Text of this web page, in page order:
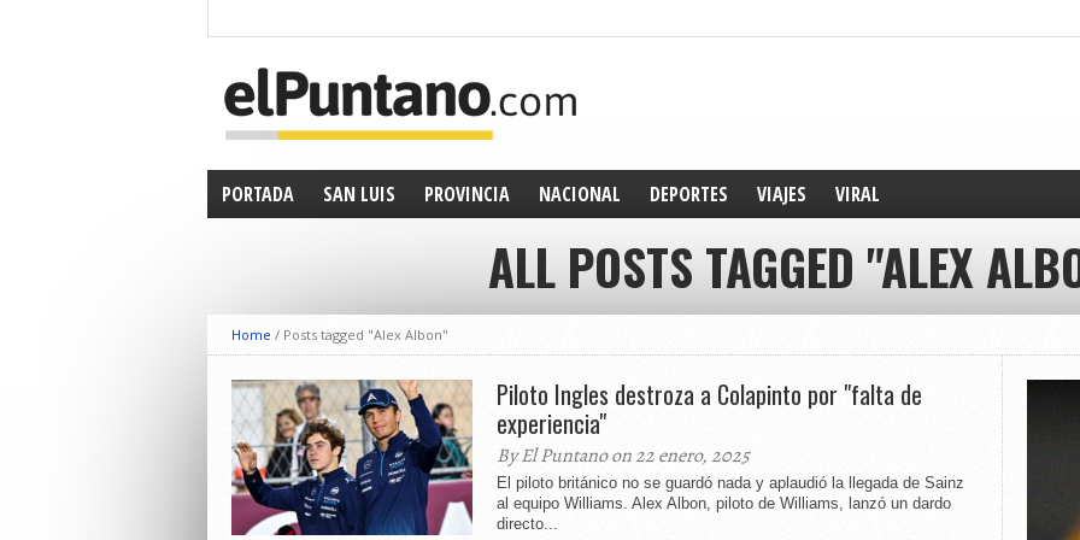
PORTADA SAN LUIS PROVINCIA NACIONAL DEPORTES VIAJES VIRAL
ALL POSTS TAGGED "ALEX
Home / Posts tagged "Alex Albon"
Piloto Ingles destroza a Colapinto por "falta de
experiencia"
By El Puntano on 22 enero, 2025
El piloto británico no se guardó nada y aplaudió la llegada de Sainz
al equipo Williams. Alex Albon, piloto de Williams, lanzó un dardo
directo...